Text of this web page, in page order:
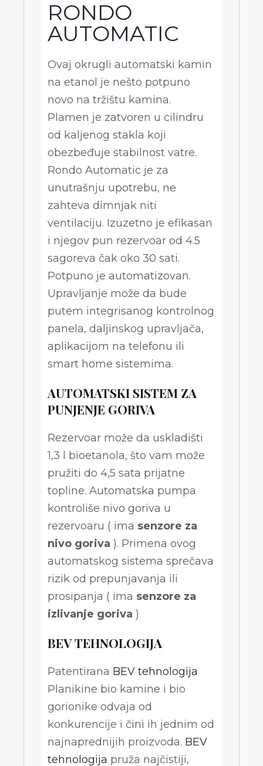
RONDO
AUTOMATIC
Ovaj okrugli automatski kamin
na etanol je nešto potpuno
novo na tržištu kamina.
Plamen je zatvoren u cilindru
od kaljenog stakla koji
obezbeđuje stabilnost vatre.
Rondo Automatic je za
unutrašnju upotrebu, ne
zahteva dimnjak niti
ventilaciju. Izuzetno je efikasan
i njegov pun rezervoar od 4.5
sagoreva čak oko 30 sati.
Potpuno je automatizovan.
Upravljanje može da bude
putem integrisanog kontrolnog
panela, daljinskog upravljača,
aplikacijom na telefonu ili
smart home sistemima.
AUTOMATSKI SISTEM ZA
PUNJENJE GORIVA
Rezervoar može da uskladišti
1,3 l bioetanola, što vam može
pružiti do 4,5 sata prijatne
topline. Automatska pumpa
kontroliše nivo goriva u
rezervoaru ( ima senzore za
nivo goriva ). Primena ovog
automatskog sistema sprečava
rizik od prepunjavanja ili
prosipanja ( ima senzore za
izlivanje goriva )
BEV TEHNOLOGIJA
Patentirana BEV tehnologija
Planikine bio kamine i bio
gorionike odvaja od
konkurencije i čini ih jednim od
najnaprednijih proizvoda. BEV
tehnologija pruža najčistiji,